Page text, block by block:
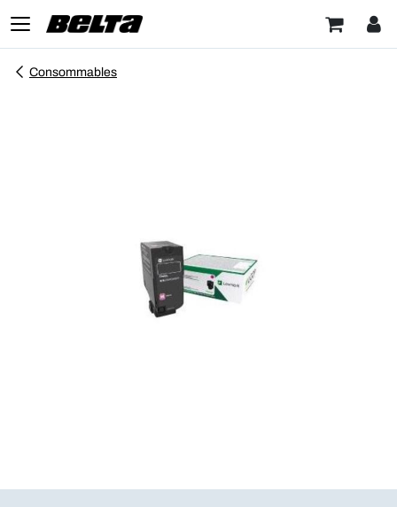
Consommables